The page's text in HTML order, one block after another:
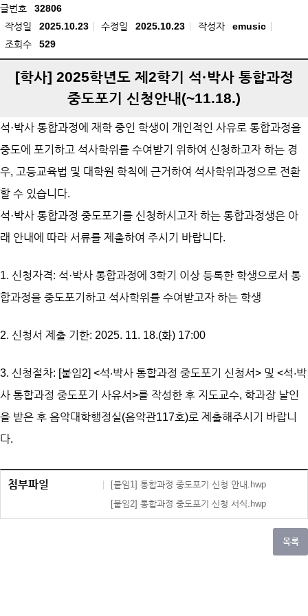
글번호
32806
작성일
2025.10.23 수정일 2025.10.23 작성자
emusic
조회수
529
[학사] 2025학년도 제2학기 석·박사 통합과정
중도포기 신청안내(~11.18.)
석·박사 통합과정에 재학 중인 학생이 개인적인 사유로 통합과정을
중도에 포기하고 석사학위를 수여받기 위하여 신청하고자 하는 경
우, 고등교육법 및 대학원 학칙에 근거하여 석사학위과정으로 전환
할 수 있습니다.
석·박사 통합과정 중도포기를 신청하시고자 하는 통합과정생은 아
래 안내에 따라 서류를 제출하여 주시기 바랍니다.
1. 신청자격: 석·박사 통합과정에 3학기 이상 등록한 학생으로서 통
합과정을 중도포기하고 석사학위를 수여받고자 하는 학생
2. 신청서 제출 기한: 2025. 11. 18.(화) 17:00
3. 신청절차: [붙임2] <석·박사 통합과정 중도포기 신청서> 및 <석·박
사 통합과정 중도포기 사유서>를 작성한 후 지도교수, 학과장 날인
을 받은 후 음악대학행정실(음악관117호)로 제출해주시기 바랍니
다.
첨부파일
[붙임1] 통합과정 중도포기 신청 안내.hwp
[붙임2] 통합과정 중도포기 신청 서식.hwp